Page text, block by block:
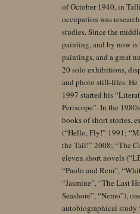
of October 1940, in
occupation was
studies. Since the
painting, and by now is
paintings, and a great
20 solo exhibitions,
and photo still-lifes. He
1997 started his
Periscope”. In the
books of short stories,
(“Hello, Fly!” 1991;
the Tail!” 2008; “The
eleven short novels
“Paolo and Rem”,
“Jasmine”, “The Last
Seashore”, “Nemo”),
autobiographical study